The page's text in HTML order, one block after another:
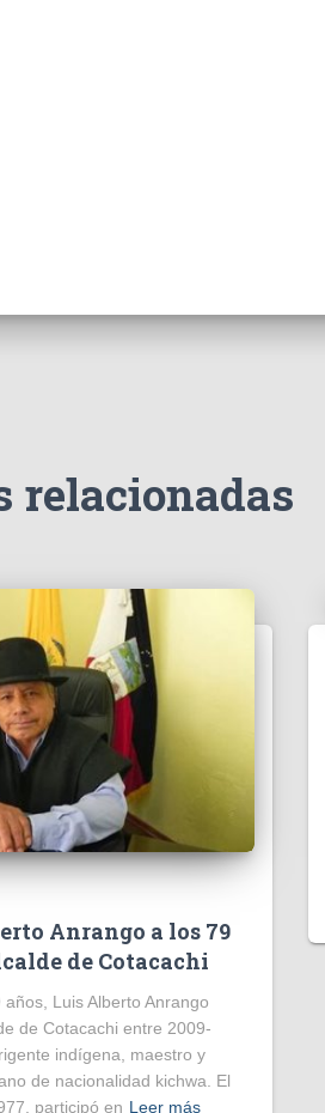
relacionadas
Anrango a los 79
de Cotacachi
Luis Alberto Anrango
de Cotacachi entre 2009-
indígena, maestro y
de nacionalidad kichwa. El
participó en Leer más